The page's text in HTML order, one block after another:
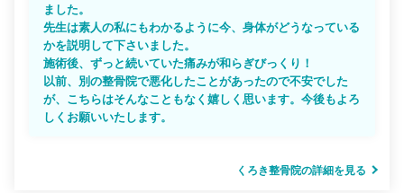
ました。
先生は素人の私にもわかるように今、身体がどうなっている
かを説明して下さいました。
施術後、ずっと続いていた痛みが和らぎびっくり！
以前、別の整骨院で悪化したことがあったので不安でした
が、こちらはそんなこともなく嬉しく思います。今後もよろ
しくお願いいたします。
くろき整骨院の詳細を見る